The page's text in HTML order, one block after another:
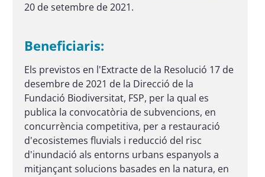
20 de setembre de 2021.
Beneficiaris:
Els previstos en l'Extracte de la Resolució 17 de
desembre de 2021 de la Direcció de la
Fundació Biodiversitat, FSP, per la qual es
publica la convocatòria de subvencions, en
concurrència competitiva, per a restauració
d'ecosistemes fluvials i reducció del risc
d'inundació als entorns urbans espanyols a
mitjançant solucions basades en la natura, en